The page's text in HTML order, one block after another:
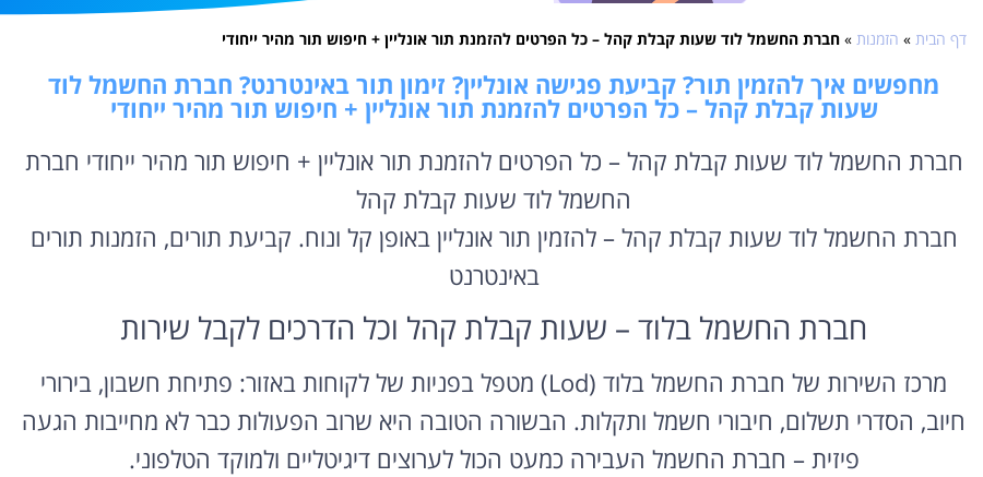
דף הבית » הזמנות » חברת החשמל לוד שעות קבלת קהל – כל הפרטים להזמנת תור אונליין + חיפוש תור מהיר ייחודי
מחפשים איך להזמין תור? קביעת פגישה אונליין? זימון תור באינטרנט? חברת החשמל לוד
שעות קבלת קהל – כל הפרטים להזמנת תור אונליין + חיפוש תור מהיר ייחודי
חברת החשמל לוד שעות קבלת קהל – כל הפרטים להזמנת תור אונליין + חיפוש תור מהיר ייחודי חברת
החשמל לוד שעות קבלת קהל
חברת החשמל לוד שעות קבלת קהל – להזמין תור אונליין באופן קל ונוח. קביעת תורים, הזמנות תורים
באינטרנט
חברת החשמל בלוד – שעות קבלת קהל וכל הדרכים לקבל שירות
מרכז השירות של חברת החשמל בלוד (Lod) מטפל בפניות של לקוחות באזור: פתיחת חשבון, בירורי
חיוב, הסדרי תשלום, חיבורי חשמל ותקלות. הבשורה הטובה היא שרוב הפעולות כבר לא מחייבות הגעה
פיזית – חברת החשמל העבירה כמעט הכול לערוצים דיגיטליים ולמוקד הטלפוני.